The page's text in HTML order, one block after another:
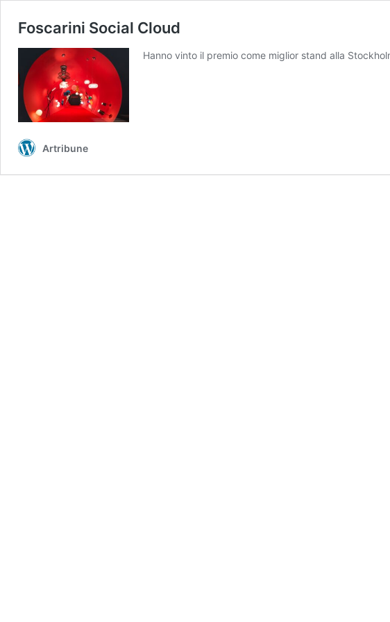
Foscarini Social Cloud
Hanno vinto il premio come miglior stand alla
Artribune